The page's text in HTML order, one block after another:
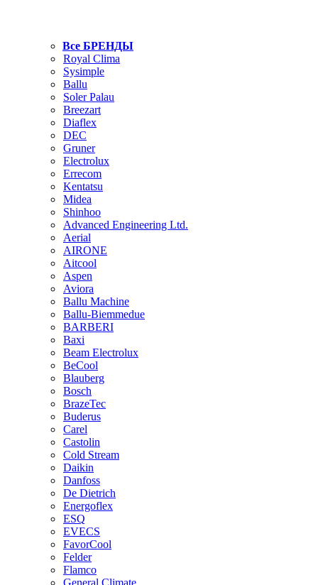
Все БРЕНДЫ
Royal Clima
Sysimple
Ballu
Soler Palau
Breezart
Diaflex
DEC
Gruner
Electrolux
Errecom
Kentatsu
Midea
Shinhoo
Advanced Engineering Ltd.
Aerial
AIRONE
Aitcool
Aspen
Aviora
Ballu Machine
Ballu-Biemmedue
BARBERI
Baxi
Beam Electrolux
BeCool
Blauberg
Bosch
BrazeTec
Buderus
Carel
Castolin
Cold Stream
Daikin
Danfoss
De Dietrich
Energoflex
ESQ
EVECS
FavorCool
Felder
Flamco
General Climate